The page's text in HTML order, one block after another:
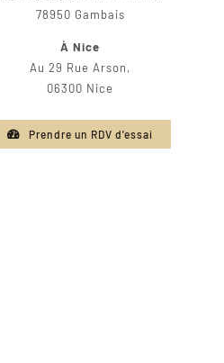
78950 Gambais
À Nice
Au 29 Rue Arson,
06300 Nice
Prendre un RDV d'essai